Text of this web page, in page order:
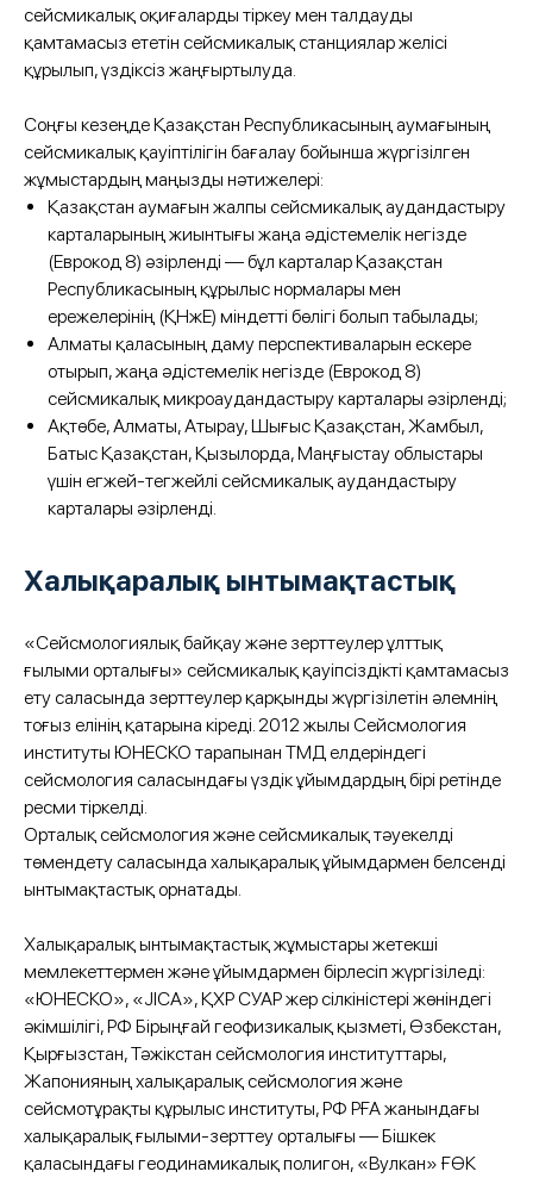
сейсмикалық оқиғаларды тіркеу мен талдауды
қамтамасыз ететін сейсмикалық станциялар желісі
құрылып, үздіксіз жаңғыртылуда.
Соңғы кезеңде Қазақстан Республикасының аумағының
сейсмикалық қауіптілігін бағалау бойынша жүргізілген
жұмыстардың маңызды нәтижелері:
Қазақстан аумағын жалпы сейсмикалық аудандастыру
карталарының жиынтығы жаңа әдістемелік негізде
(Еврокод 8) әзірленді — бұл карталар Қазақстан
Республикасының құрылыс нормалары мен
ережелерінің (ҚНжЕ) міндетті бөлігі болып табылады;
Алматы қаласының даму перспективаларын ескере
отырып, жаңа әдістемелік негізде (Еврокод 8)
сейсмикалық микроаудандастыру карталары әзірленді;
Ақтөбе, Алматы, Атырау, Шығыс Қазақстан, Жамбыл,
Батыс Қазақстан, Қызылорда, Маңғыстау облыстары
үшін егжей-тегжейлі сейсмикалық аудандастыру
карталары әзірленді.
Халықаралық ынтымақтастық
«Сейсмологиялық байқау және зерттеулер ұлттық
ғылыми орталығы» сейсмикалық қауіпсіздікті қамтамасыз
ету саласында зерттеулер қарқынды жүргізілетін әлемнің
тоғыз елінің қатарына кіреді. 2012 жылы Сейсмология
институты ЮНЕСКО тарапынан ТМД елдеріндегі
сейсмология саласындағы үздік ұйымдардың бірі ретінде
ресми тіркелді.
Орталық сейсмология және сейсмикалық тәуекелді
төмендету саласында халықаралық ұйымдармен белсенді
ынтымақтастық орнатады.
Халықаралық ынтымақтастық жұмыстары жетекші
мемлекеттермен және ұйымдармен бірлесіп жүргізіледі:
«ЮНЕСКО», «JICA», ҚХР СУАР жер сілкіністері жөніндегі
әкімшілігі, РФ Бірыңғай геофизикалық қызметі, Өзбекстан,
Қырғызстан, Тәжікстан сейсмология институттары,
Жапонияның халықаралық сейсмология және
сейсмотұрақты құрылыс институты, РФ РҒА жанындағы
халықаралық ғылыми-зерттеу орталығы — Бішкек
қаласындағы геодинамикалық полигон, «Вулкан» ҒӨК